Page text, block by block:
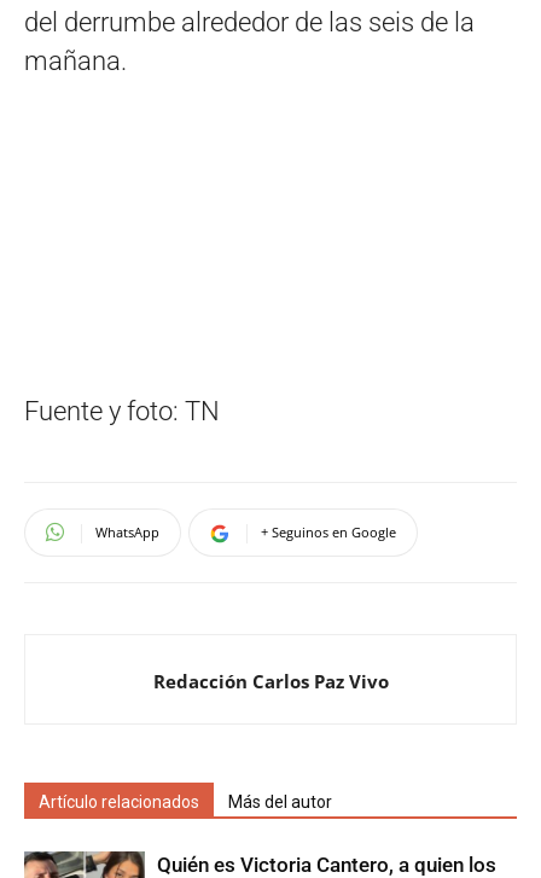
del derrumbe alrededor de las seis de la
mañana.
Fuente y foto: TN
WhatsApp + Seguinos en Google
Redacción Carlos Paz Vivo
Artículo relacionados Más del autor
Quién es Victoria Cantero, a quien los